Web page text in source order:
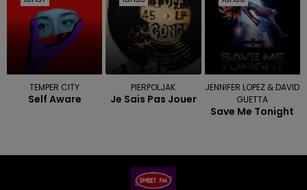
TEMPER CITY
Self Aware
PIERPOLJAK
Je Sais Pas Jouer
JENNIFER LOPEZ & DAVID
GUETTA
Save Me Tonight